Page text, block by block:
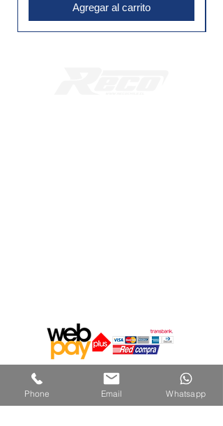
Agregar al carrito
Phone Email Whatsapp